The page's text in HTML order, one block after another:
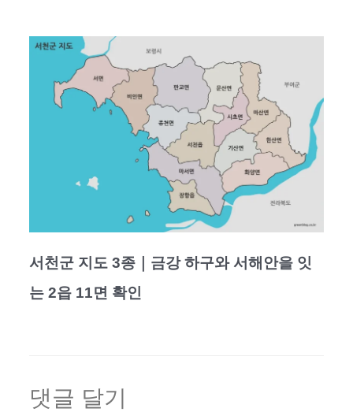
서천군 지도 3종｜금강 하구와 서해안을 잇
는 2읍 11면 확인
댓글 달기